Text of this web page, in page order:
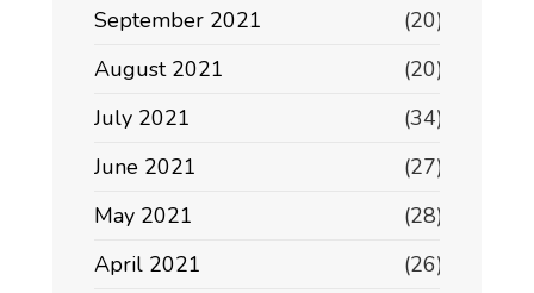
September 2021
(20)
August 2021
(20)
July 2021
(34)
June 2021
(27)
May 2021
(28)
April 2021
(26)